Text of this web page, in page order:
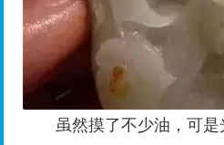
虽然摸了不少油，可是